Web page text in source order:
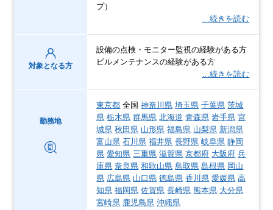
プ）
…続きを読む
対象となる方
設備の点検・モニター監視の経験がある方
ビルメンテナンスの経験がある方
…続きを読む
勤務地
東京都 全国神奈川県 埼玉県 千葉県 茨城
県 栃木県 群馬県 北海道 青森県 岩手県 宮
城県 秋田県 山形県 福島県 山梨県 新潟県
富山県 石川県 福井県 長野県 岐阜県 静岡
県 愛知県 三重県 滋賀県 京都府 大阪府 兵
庫県 奈良県 和歌山県 鳥取県 島根県 岡山
県 広島県 山口県 徳島県 香川県 愛媛県 高
知県 福岡県 佐賀県 長崎県 熊本県 大分県
宮崎県 鹿児島県 沖縄県